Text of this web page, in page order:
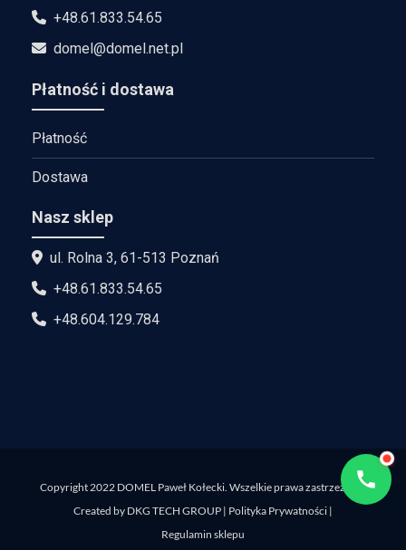
+48.61.833.54.65
domel@domel.net.pl
Płatność i dostawa
Płatność
Dostawa
Nasz sklep
ul. Rolna 3, 61-513 Poznań
+48.61.833.54.65
+48.604.129.784
Copyright 2022 DOMEL Paweł Kołecki. Wszelkie prawa zastrzeżone.
Created by DKG TECH GROUP | Polityka Prywatności |
Regulamin sklepu